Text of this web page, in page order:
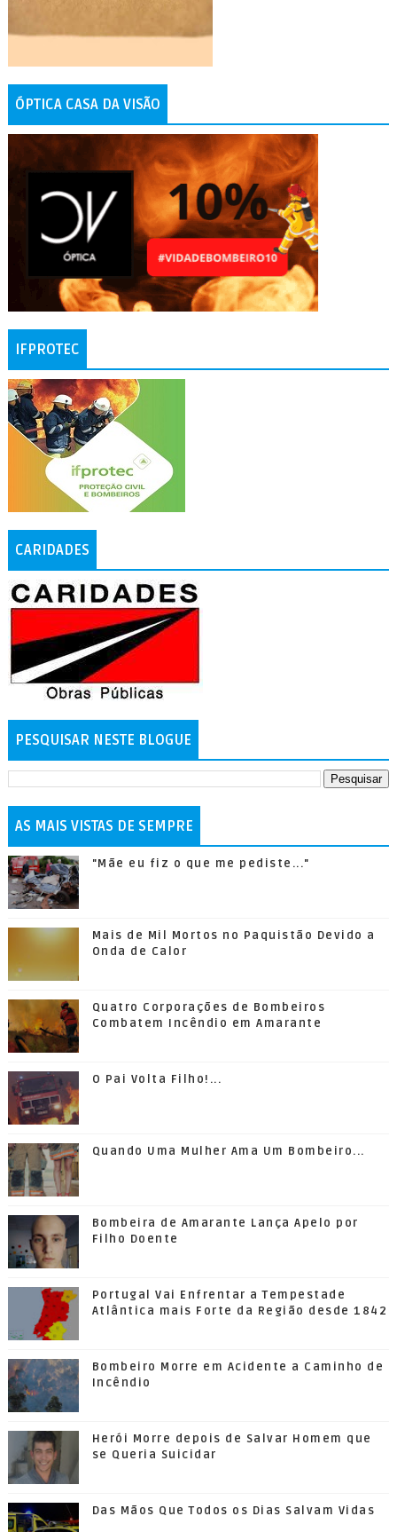
ÓPTICA CASA DA VISÃO
IFPROTEC
CARIDADES
PESQUISAR NESTE BLOGUE
AS MAIS VISTAS DE SEMPRE
"Mãe eu fiz o que me pediste..."
Mais de Mil Mortos no Paquistão Devido a
Onda de Calor
Quatro Corporações de Bombeiros
Combatem Incêndio em Amarante
O Pai Volta Filho!...
Quando Uma Mulher Ama Um Bombeiro...
Bombeira de Amarante Lança Apelo por
Filho Doente
Portugal Vai Enfrentar a Tempestade
Atlântica mais Forte da Região desde 1842
Bombeiro Morre em Acidente a Caminho de
Incêndio
Herói Morre depois de Salvar Homem que
se Queria Suicidar
Das Mãos Que Todos os Dias Salvam Vidas